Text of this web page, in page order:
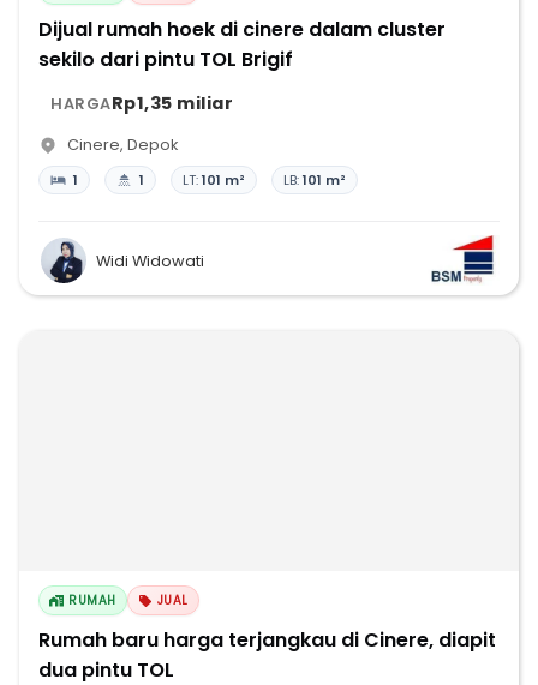
Dijual rumah hoek di cinere dalam cluster
sekilo dari pintu TOL Brigif
HARGARp1,35 miliar
Cinere, Depok
1 1 LT:101 m² LB:101 m²
Widi Widowati
RUMAH JUAL
Rumah baru harga terjangkau di Cinere, diapit
dua pintu TOL